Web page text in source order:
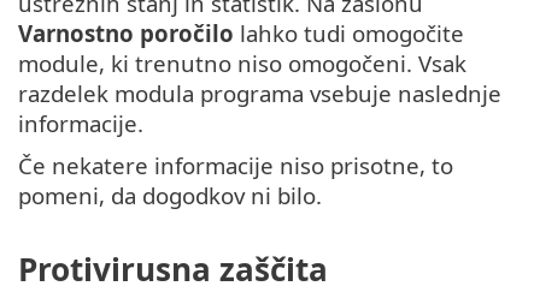
Varnostno poročilo lahko tudi omogočite
module, ki trenutno niso omogočeni. Vsak
razdelek modula programa vsebuje naslednje
informacije.
Če nekatere informacije niso prisotne, to
pomeni, da dogodkov ni bilo.
Protivirusna zaščita